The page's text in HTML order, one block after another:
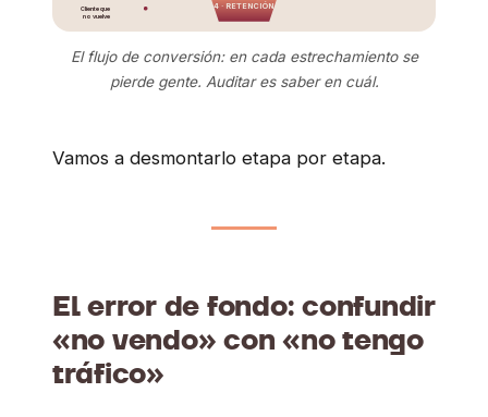
4 · RETENCIÓN
Cliente que
no vuelve
El flujo de conversión: en cada estrechamiento se
pierde gente. Auditar es saber en cuál.
Vamos a desmontarlo etapa por etapa.
El error de fondo: confundir
«no vendo» con «no tengo
tráfico»